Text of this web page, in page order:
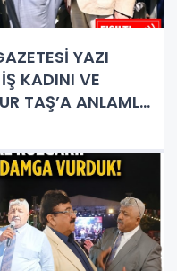
YAZI
KADINI VE
TAŞ’A ANLAMLI